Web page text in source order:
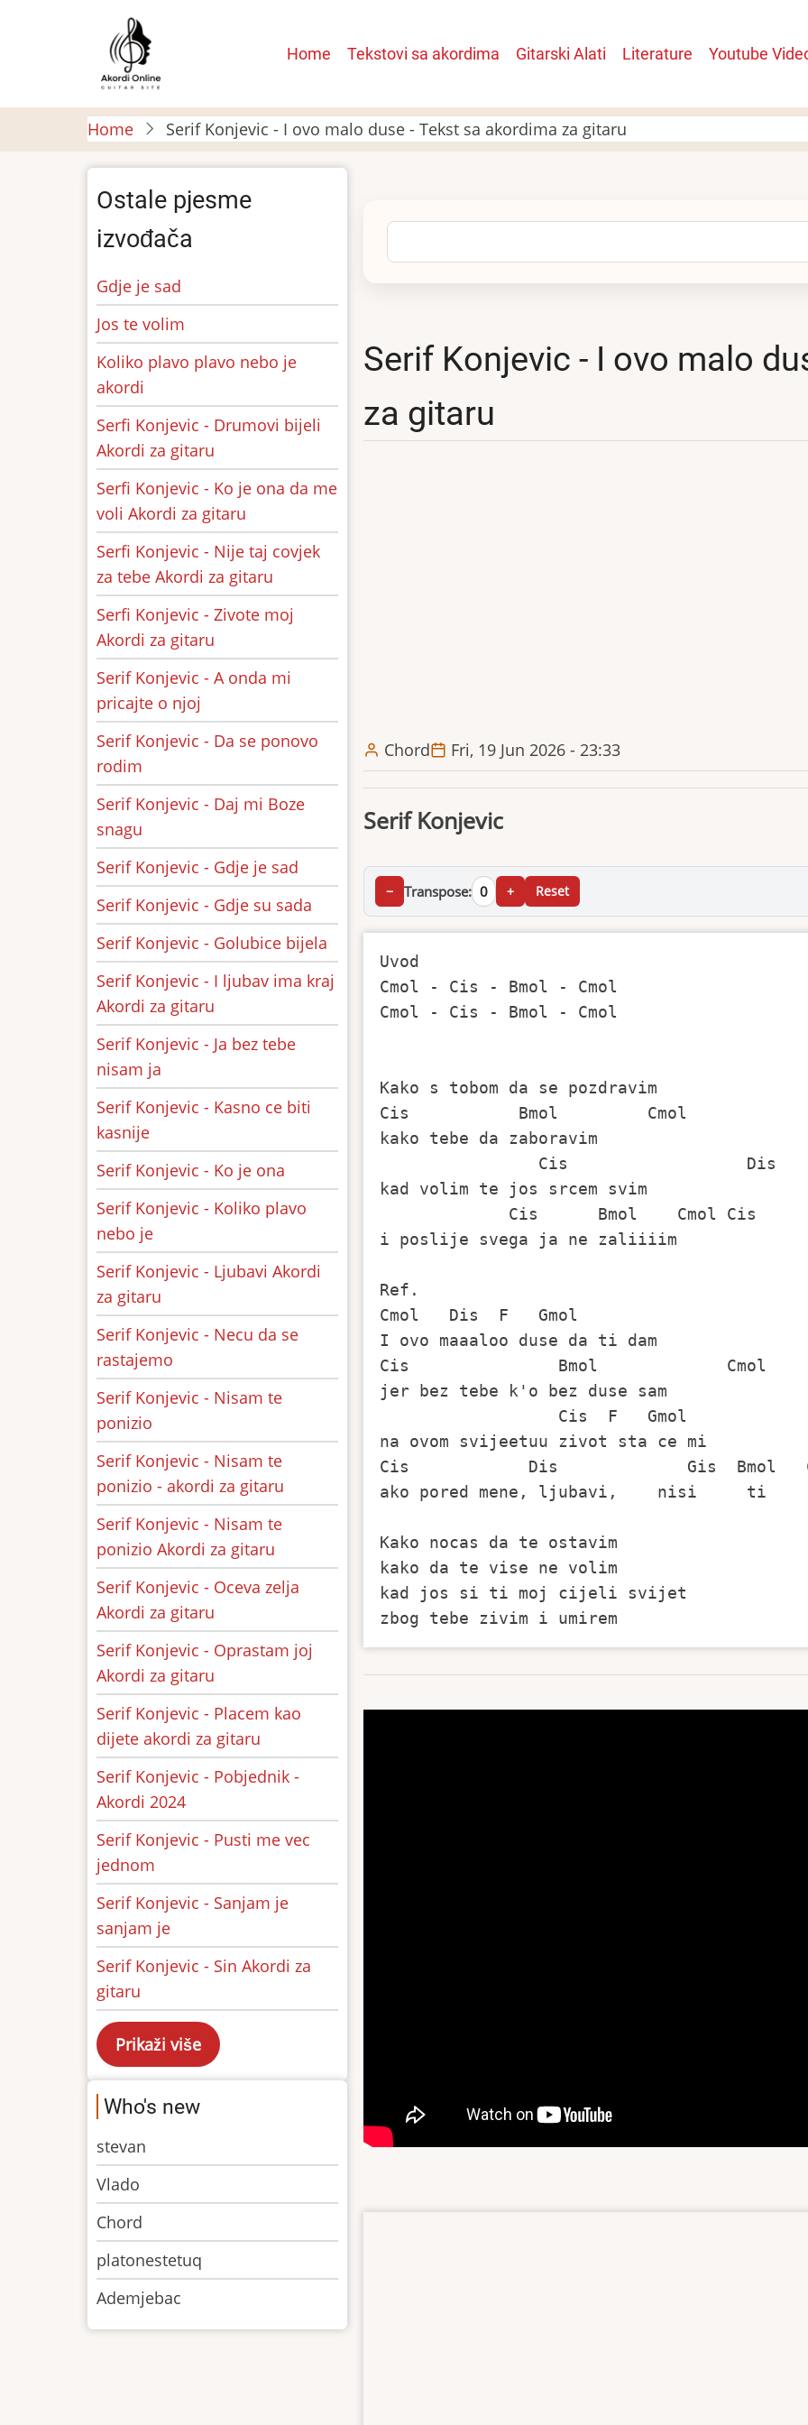
Main
Home Tekstovi sa akordima Gitarski Alati Literature Youtube
Home Serif Konjevic - I ovo malo duse - Tekst sa akordima za gitaru
Serif Konjevic - I ovo malo
za gitaru
Chord Fri, 19 Jun 2026 - 23:33
Serif Konjevic
− Transpose: 0 + Reset
Uvod
Cmol - Cis - Bmol - Cmol
Cmol - Cis - Bmol - Cmol
Kako s tobom da se pozdravim
Cis           Bmol         Cmol
kako tebe da zaboravim
                Cis                  Dis
kad volim te jos srcem svim
             Cis      Bmol    Cmol Cis
i poslije svega ja ne zaliiiim
Ref.
Cmol   Dis  F   Gmol
I ovo maaaloo duse da ti dam
Cis               Bmol             Cmol
jer bez tebe k'o bez duse sam
                  Cis  F   Gmol
na ovom svijeetuu zivot sta ce mi
Cis            Dis             Gis  Bmol
ako pored mene, ljubavi,    nisi     ti
Kako nocas da te ostavim
kako da te vise ne volim
kad jos si ti moj cijeli svijet
Ostale pjesme
izvođača
Gdje je sad
Jos te volim
Koliko plavo plavo nebo je
akordi
Serfi Konjevic - Drumovi bijeli
Akordi za gitaru
Serfi Konjevic - Ko je ona da me
voli Akordi za gitaru
Serfi Konjevic - Nije taj covjek
za tebe Akordi za gitaru
Serfi Konjevic - Zivote moj
Akordi za gitaru
Serif Konjevic - A onda mi
pricajte o njoj
Serif Konjevic - Da se ponovo
rodim
Serif Konjevic - Daj mi Boze
snagu
Serif Konjevic - Gdje je sad
Serif Konjevic - Gdje su sada
Serif Konjevic - Golubice bijela
Serif Konjevic - I ljubav ima kraj
Akordi za gitaru
Serif Konjevic - Ja bez tebe
nisam ja
Serif Konjevic - Kasno ce biti
kasnije
Serif Konjevic - Ko je ona
Serif Konjevic - Koliko plavo
nebo je
Serif Konjevic - Ljubavi Akordi
za gitaru
Serif Konjevic - Necu da se
rastajemo
Serif Konjevic - Nisam te
ponizio
Serif Konjevic - Nisam te
ponizio - akordi za gitaru
Serif Konjevic - Nisam te
ponizio Akordi za gitaru
Serif Konjevic - Oceva zelja
Akordi za gitaru
Serif Konjevic - Oprastam joj
Akordi za gitaru
Serif Konjevic - Placem kao
dijete akordi za gitaru
Serif Konjevic - Pobjednik -
Akordi 2024
Serif Konjevic - Pusti me vec
jednom
Serif Konjevic - Sanjam je
sanjam je
Serif Konjevic - Sin Akordi za
gitaru
Who's new
stevan
Vlado
Chord
platonestetuq
Ademjebac